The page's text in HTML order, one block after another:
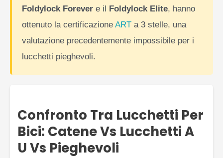
Foldylock Forever e il Foldylock Elite, hanno
ottenuto la certificazione ART a 3 stelle, una
valutazione precedentemente impossibile per i
lucchetti pieghevoli.
Confronto Tra Lucchetti Per
Bici: Catene Vs Lucchetti A
U Vs Pieghevoli